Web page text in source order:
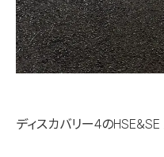
ディスカバリー4のHSE&SE